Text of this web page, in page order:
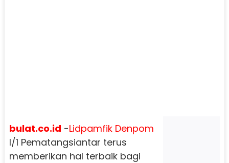
bulat.co.id -Lidpamfik Denpom
l/1 Pematangsiantar terus
memberikan hal terbaik bagi